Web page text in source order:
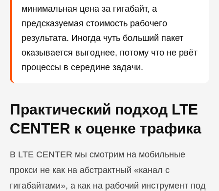
минимальная цена за гигабайт, а
предсказуемая стоимость рабочего
результата. Иногда чуть больший пакет
оказывается выгоднее, потому что не рвёт
процессы в середине задачи.
Практический подход LTE
CENTER к оценке трафика
В LTE CENTER мы смотрим на мобильные
прокси не как на абстрактный «канал с
гигабайтами», а как на рабочий инструмент под